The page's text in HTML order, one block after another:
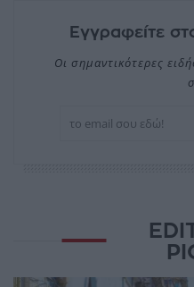
Εγγραφείτε
Οι σημαντικότερες